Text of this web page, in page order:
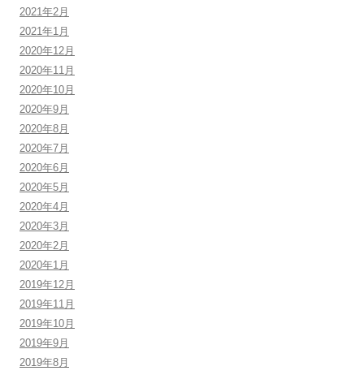
2021年2月
2021年1月
2020年12月
2020年11月
2020年10月
2020年9月
2020年8月
2020年7月
2020年6月
2020年5月
2020年4月
2020年3月
2020年2月
2020年1月
2019年12月
2019年11月
2019年10月
2019年9月
2019年8月